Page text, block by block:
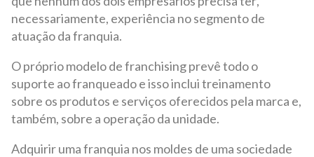
necessariamente, experiência no segmento de
atuação da franquia.
O próprio modelo de franchising prevê todo o
suporte ao franqueado e isso inclui treinamento
sobre os produtos e serviços oferecidos pela marca e,
também, sobre a operação da unidade.
Adquirir uma franquia nos moldes de uma sociedade